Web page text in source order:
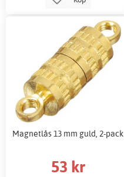
Magnetlås 13 mm guld, 2-pack
53 kr